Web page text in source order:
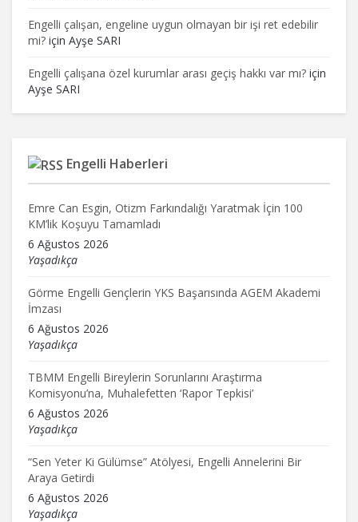
Engelli çalışan, engeline uygun olmayan bir işi ret edebilir
mi? için Ayşe SARI
Engelli çalışana özel kurumlar arası geçiş hakkı var mı? için
Ayşe SARI
Engelli Haberleri
Emre Can Esgin, Otizm Farkındalığı Yaratmak İçin 100
KM’lik Koşuyu Tamamladı
6 Ağustos 2026
Yaşadıkça
Görme Engelli Gençlerin YKS Başarısında AGEM Akademi
İmzası
6 Ağustos 2026
Yaşadıkça
TBMM Engelli Bireylerin Sorunlarını Araştırma
Komisyonu’na, Muhalefetten ‘Rapor Tepkisi’
6 Ağustos 2026
Yaşadıkça
“Sen Yeter Ki Gülümse” Atölyesi, Engelli Annelerini Bir
Araya Getirdi
6 Ağustos 2026
Yaşadıkça